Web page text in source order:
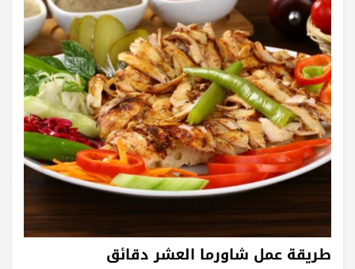
طريقة عمل شاورما العشر دقائق